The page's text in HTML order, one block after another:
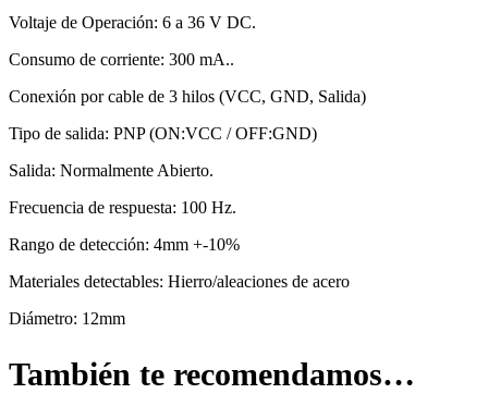
Voltaje de Operación: 6 a 36 V DC.
Consumo de corriente: 300 mA..
Conexión por cable de 3 hilos (VCC, GND, Salida)
Tipo de salida: PNP (ON:VCC / OFF:GND)
Salida: Normalmente Abierto.
Frecuencia de respuesta: 100 Hz.
Rango de detección: 4mm +-10%
Materiales detectables: Hierro/aleaciones de acero
Diámetro: 12mm
También te recomendamos…